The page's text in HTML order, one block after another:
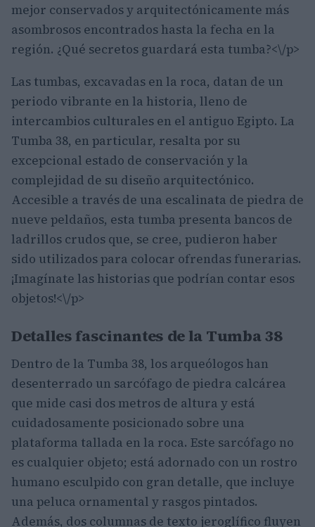
mejor conservados y arquitectónicamente más
asombrosos encontrados hasta la fecha en la
región. ¿Qué secretos guardará esta tumba?<\/p>
Las tumbas, excavadas en la roca, datan de un
periodo vibrante en la historia, lleno de
intercambios culturales en el antiguo Egipto. La
Tumba 38, en particular, resalta por su
excepcional estado de conservación y la
complejidad de su diseño arquitectónico.
Accesible a través de una escalinata de piedra de
nueve peldaños, esta tumba presenta bancos de
ladrillos crudos que, se cree, pudieron haber
sido utilizados para colocar ofrendas funerarias.
¡Imagínate las historias que podrían contar esos
objetos!<\/p>
Detalles fascinantes de la Tumba 38
Dentro de la Tumba 38, los arqueólogos han
desenterrado un sarcófago de piedra calcárea
que mide casi dos metros de altura y está
cuidadosamente posicionado sobre una
plataforma tallada en la roca. Este sarcófago no
es cualquier objeto; está adornado con un rostro
humano esculpido con gran detalle, que incluye
una peluca ornamental y rasgos pintados.
Además, dos columnas de texto jeroglífico fluyen